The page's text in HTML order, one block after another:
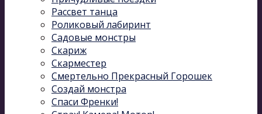
Рассвет танца
Роликовый лабиринт
Садовые монстры
Скариж
Скарместер
Смертельно Прекрасный Горошек
Создай монстра
Спаси Френки!